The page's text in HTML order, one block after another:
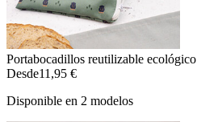
Portabocadillos reutilizable ecológico
Desde11,95 €
Disponible en 2 modelos